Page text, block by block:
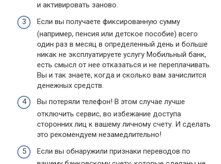
и активировать заново.
Если вы получаете фиксированную сумму
(например, пенсия или детское пособие) всего
один раз в месяц в определенный день и больше
никак не эксплуатируете услугу Мобильный банк,
есть смысл от нее отказаться и не переплачивать.
Вы и так знаете, когда и сколько вам зачислится
денежных средств.
Вы потеряли телефон! В этом случае лучше
отключить сервис, во избежание доступа
сторонних лиц к вашему личному счету. И сделать
это рекомендуем незамедлительно!
Если вы обнаружили признаки переводов по